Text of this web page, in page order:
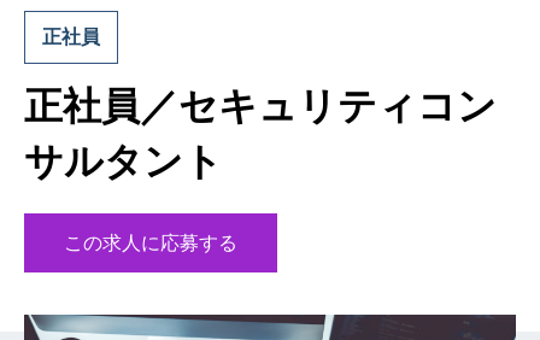
正社員
正社員／セキュリティコン
サルタント
この求人に応募する